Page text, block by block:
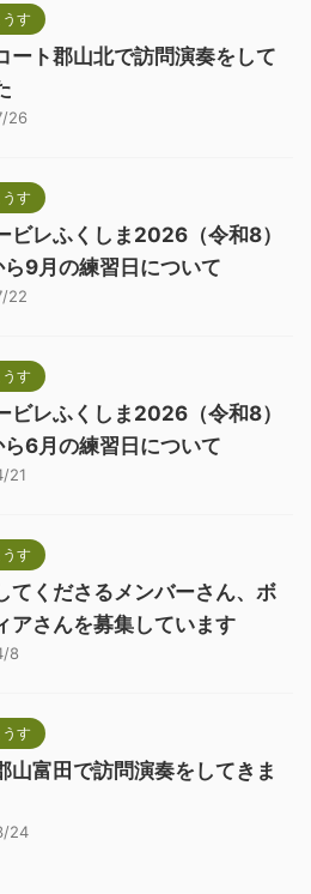
す
ート郡山北で訪問演奏をして
26
す
ビレふくしま2026（令和8）
9月の練習日について
22
す
ビレふくしま2026（令和8）
6月の練習日について
21
す
てくださるメンバーさん、ボ
アさんを募集しています
8
す
山富田で訪問演奏をしてきま
24